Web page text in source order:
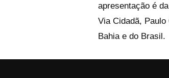
apresentação é
Via Cidadã,
Bahia e do Brasil.